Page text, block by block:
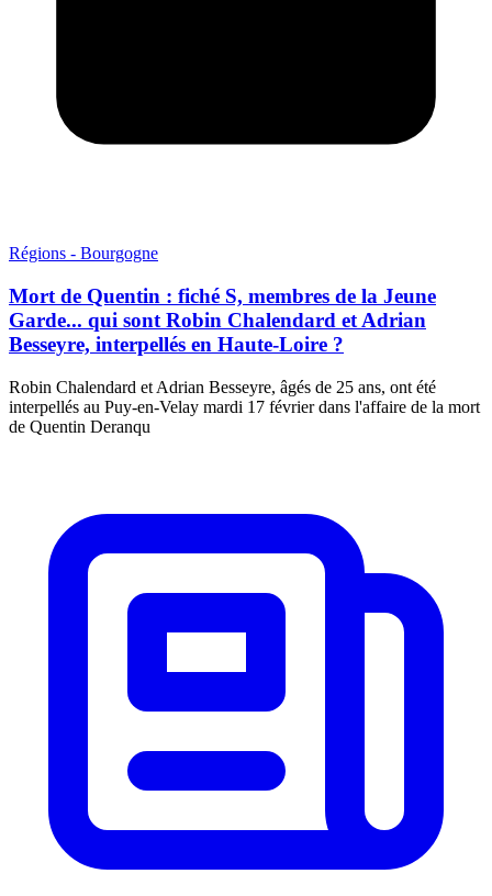
Régions - Bourgogne
Mort de Quentin : fiché S, membres de la Jeune
Garde... qui sont Robin Chalendard et Adrian
Besseyre, interpellés en Haute-Loire ?
Robin Chalendard et Adrian Besseyre, âgés de 25 ans, ont été
interpellés au Puy-en-Velay mardi 17 février dans l'affaire de la mort
de Quentin Deranqu